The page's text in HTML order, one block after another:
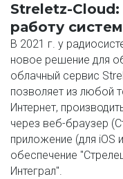
Streletz-
работу
В 2021 г. у
новое решение для
облачный сервис
позволяет из любой
Интернет,
через веб-браузер
приложение (для iOS
обеспечение
Интеграл".